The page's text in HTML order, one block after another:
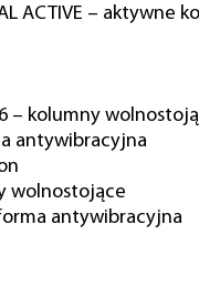
ACTIVE – aktywne
– kolumny
antywibracyjna
wolnostojące
antywibracyjna